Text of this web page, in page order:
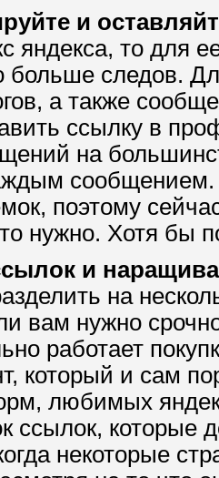
и
яндекса, то для
больше следов.
а также
ссылку в
на
поэтому
нужно. Хотя бы
и
на
вам нужно
работает
который и сам
любимых
ссылок,
некоторые